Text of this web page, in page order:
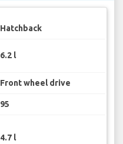
Hatchback
6.2 l
Front wheel drive
95
4.7 l